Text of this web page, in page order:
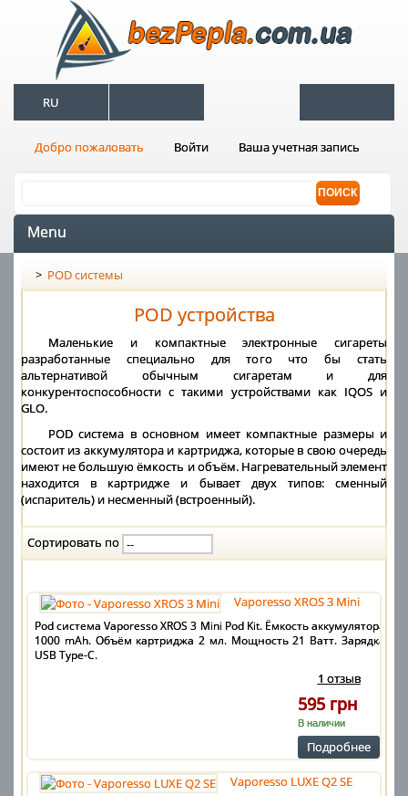
RU
Добро пожаловать Войти Ваша учетная запись
Menu
> POD системы
POD устройства
Маленькие и компактные электронные сигареты
разработанные специально для того что бы стать
альтернативой обычным сигаретам и для
конкурентоспособности с такими устройствами как IQOS и
GLO.
POD система в основном имеет компактные размеры и
состоит из аккумулятора и картриджа, которые в свою очередь
имеют не большую ёмкость и объём. Нагревательный элемент
находится в картридже и бывает двух типов: сменный
(испаритель) и несменный (встроенный).
Сортировать по
Vaporesso XROS 3 Mini
Pod система Vaporesso XROS 3 Mini Pod Kit. Ёмкость аккумулятора
1000 mAh. Объём картриджа 2 мл. Мощность 21 Ватт. Зарядка
USB Type-C.
1 отзыв
595 грн
В наличии
Подробнее
Vaporesso LUXE Q2 SE